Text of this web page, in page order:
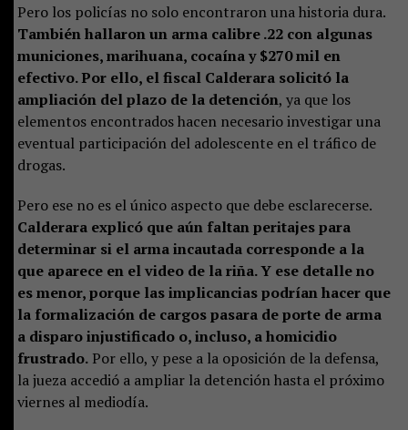
Pero los policías no solo encontraron una historia dura.
También hallaron un arma calibre .22 con algunas
municiones, marihuana, cocaína y $270 mil en
efectivo. Por ello, el fiscal Calderara solicitó la
ampliación del plazo de la detención, ya que los
elementos encontrados hacen necesario investigar una
eventual participación del adolescente en el tráfico de
drogas.
Pero ese no es el único aspecto que debe esclarecerse.
Calderara explicó que aún faltan peritajes para
determinar si el arma incautada corresponde a la
que aparece en el video de la riña. Y ese detalle no
es menor, porque las implicancias podrían hacer que
la formalización de cargos pasara de porte de arma
a disparo injustificado o, incluso, a homicidio
frustrado.Por ello, y pese a la oposición de la defensa,
la jueza accedió a ampliar la detención hasta el próximo
viernes al mediodía.